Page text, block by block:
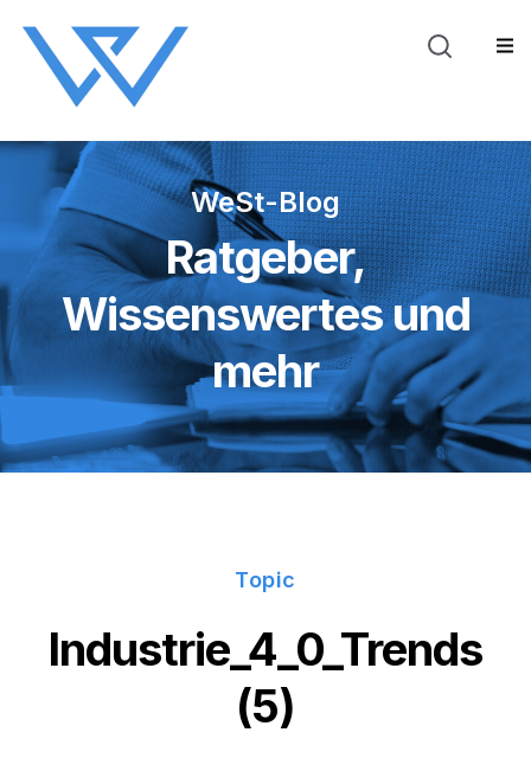
Blog
Über WeSt
WeSt-Blog
Ratgeber,
Wissenswertes und
mehr
Topic
Industrie_4_0_Trends
(5)